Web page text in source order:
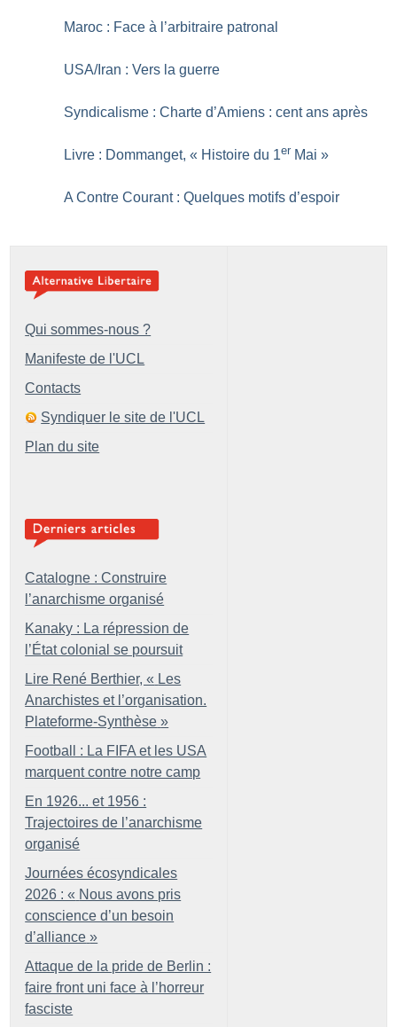
Maroc : Face à l’arbitraire patronal
USA/Iran : Vers la guerre
Syndicalisme : Charte d’Amiens : cent ans après
Livre : Dommanget, « Histoire du 1er Mai »
A Contre Courant : Quelques motifs d’espoir
Qui sommes-nous ?
Manifeste de l'UCL
Contacts
Syndiquer le site de l'UCL
Plan du site
Catalogne : Construire
l’anarchisme organisé
Kanaky : La répression de
l’État colonial se poursuit
Lire René Berthier, « Les
Anarchistes et l’organisation.
Plateforme-Synthèse »
Football : La FIFA et les USA
marquent contre notre camp
En 1926... et 1956 :
Trajectoires de l’anarchisme
organisé
Journées écosyndicales
2026 : « Nous avons pris
conscience d’un besoin
d’alliance »
Attaque de la pride de Berlin :
faire front uni face à l’horreur
fasciste